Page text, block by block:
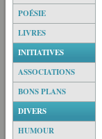
POÉSIE
LIVRES
INITIATIVES
ASSOCIATIONS
BONS PLANS
DIVERS
HUMOUR